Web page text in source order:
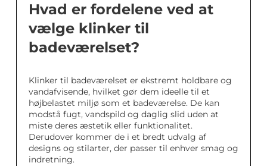
Hvad er fordelene ved at
vælge klinker til
badeværelset?
Klinker til badeværelset er ekstremt holdbare og
vandafvisende, hvilket gør dem ideelle til et
højbelastet miljø som et badeværelse. De kan
modstå fugt, vandspild og daglig slid uden at
miste deres æstetik eller funktionalitet.
Derudover kommer de i et bredt udvalg af
designs og stilarter, der passer til enhver smag og
indretning.